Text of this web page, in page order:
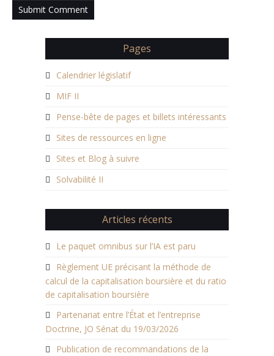
Pages
Calendrier législatif
MIF II
Pense-bête de pages et billets intéressants
Sites de ressources en ligne
Sites et Blog à suivre
Solvabilité II
Articles récents
Le paquet omnibus sur l’IA est paru
Règlement UE précisant la méthode de
calcul de la capitalisation boursière et du ratio
de capitalisation boursière
Partenariat entre l’État et l’entreprise
Doctrine, JO Sénat du 19/03/2026
Publication de recommandations de la